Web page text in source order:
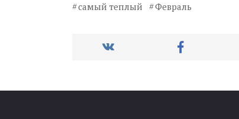
самый теплый Февраль